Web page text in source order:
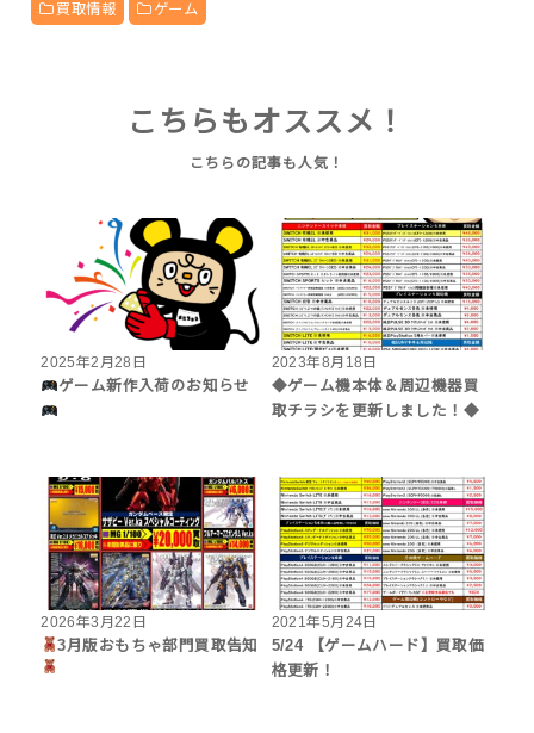
買取情報 ゲーム
こちらもオススメ！
2025年2月28日
ゲーム新作入荷のお知らせ
2023年8月18日
◆ゲーム機本体＆周辺機器買
取チラシを更新しました！◆
2026年3月22日
3月版おもちゃ部門買取告知
2021年5月24日
5/24 【ゲームハード】買取価
格更新！